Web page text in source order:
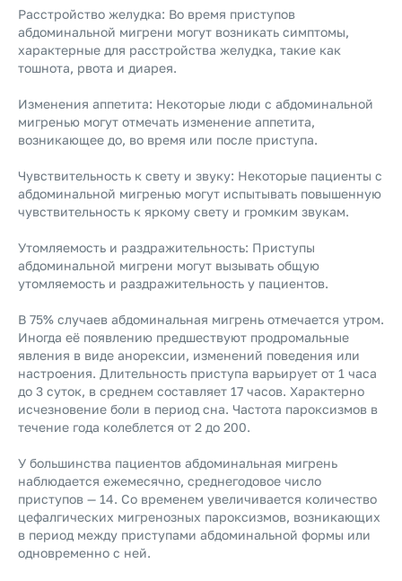
Расстройство желудка: Во время приступов
абдоминальной мигрени могут возникать симптомы,
характерные для расстройства желудка, такие как
тошнота, рвота и диарея.
Изменения аппетита: Некоторые люди с абдоминальной
мигренью могут отмечать изменение аппетита,
возникающее до, во время или после приступа.
Чувствительность к свету и звуку: Некоторые пациенты с
абдоминальной мигренью могут испытывать повышенную
чувствительность к яркому свету и громким звукам.
Утомляемость и раздражительность: Приступы
абдоминальной мигрени могут вызывать общую
утомляемость и раздражительность у пациентов.
В 75% случаев абдоминальная мигрень отмечается утром.
Иногда её появлению предшествуют продромальные
явления в виде анорексии, изменений поведения или
настроения. Длительность приступа варьирует от 1 часа
до 3 суток, в среднем составляет 17 часов. Характерно
исчезновение боли в период сна. Частота пароксизмов в
течение года колеблется от 2 до 200.
У большинства пациентов абдоминальная мигрень
наблюдается ежемесячно, среднегодовое число
приступов — 14. Со временем увеличивается количество
цефалгических мигренозных пароксизмов, возникающих
в период между приступами абдоминальной формы или
одновременно с ней.